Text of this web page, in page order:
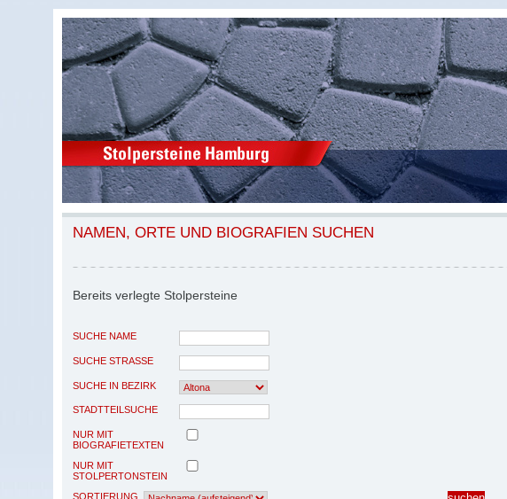
NAMEN, ORTE UND BIOGRAFIEN SUCHEN
Bereits verlegte Stolpersteine
SUCHE NAME
SUCHE STRASSE
SUCHE IN BEZIRK
STADTTEILSUCHE
NUR MIT
BIOGRAFIETEXTEN
NUR MIT
STOLPERTONSTEIN
SORTIERUNG